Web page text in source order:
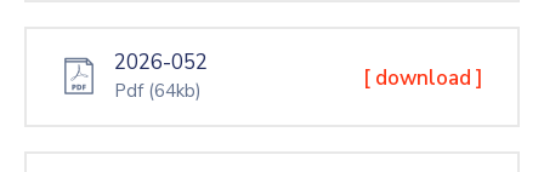
2026-052
Pdf (64kb) [ download ]